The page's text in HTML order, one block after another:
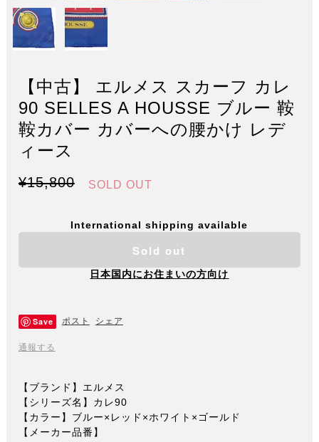
【中古】 エルメス スカーフ カレ
90 SELLES A HOUSSE ブルー 鞍
鞍カバー カバーへの腰かけ レデ
ィース
¥15,800 SOLD OUT
International shipping available
Sold out
日本国内にお住まいの方向け
Save ポスト シェア
通報する
【ブランド】エルメス
【シリーズ名】カレ90
【カラー】ブルー×レッド×ホワイト×ゴールド
【メーカー品番】